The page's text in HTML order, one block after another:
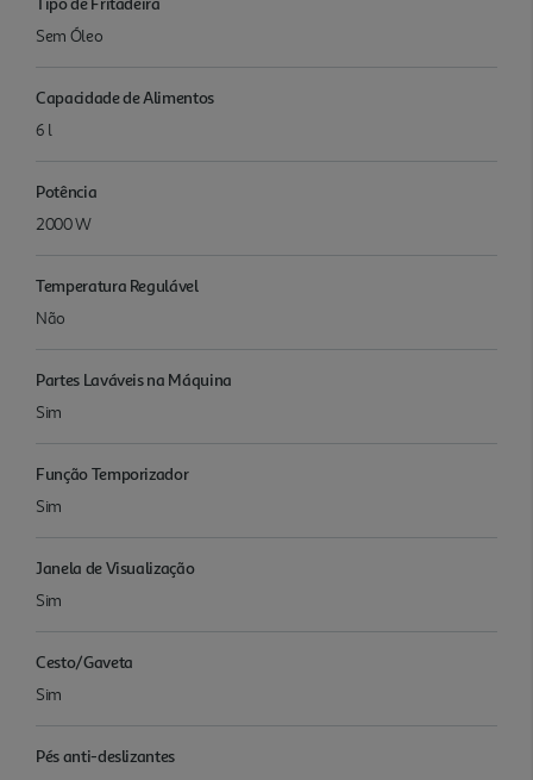
Sem Óleo
Capacidade de Alimentos
6 l
Potência
2000 W
Temperatura Regulável
Não
Partes Laváveis na Máquina
Sim
Função Temporizador
Sim
Janela de Visualização
Sim
Cesto/Gaveta
Sim
Pés anti-deslizantes